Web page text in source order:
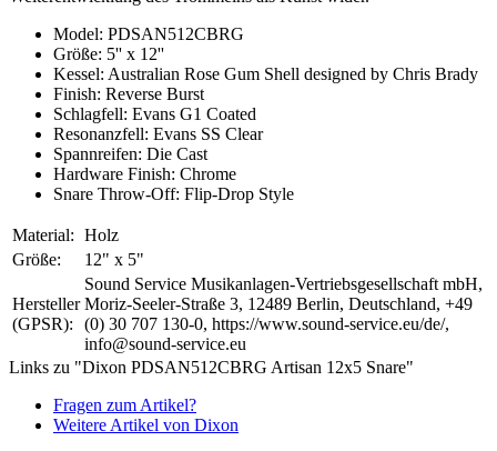
Model: PDSAN512CBRG
Größe: 5'' x 12''
Kessel: Australian Rose Gum Shell designed by Chris Brady
Finish: Reverse Burst
Schlagfell: Evans G1 Coated
Resonanzfell: Evans SS Clear
Spannreifen: Die Cast
Hardware Finish: Chrome
Snare Throw-Off: Flip-Drop Style
Material: Holz
Größe:
12" x 5"
Hersteller
(GPSR):
Sound Service Musikanlagen-Vertriebsgesellschaft mbH,
Moriz-Seeler-Straße 3, 12489 Berlin, Deutschland, +49
(0) 30 707 130-0, https://www.sound-service.eu/de/,
info@sound-service.eu
Links zu "Dixon PDSAN512CBRG Artisan 12x5 Snare"
Fragen zum Artikel?
Weitere Artikel von Dixon